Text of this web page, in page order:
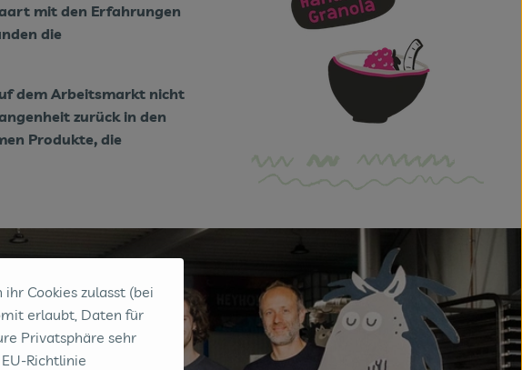
mit den Erfahrungen
die
dem Arbeitsmarkt nicht
zurück in den
Produkte, die
Cookies zulasst (bei
erlaubt, Daten für
Privatsphäre sehr
Richtlinie